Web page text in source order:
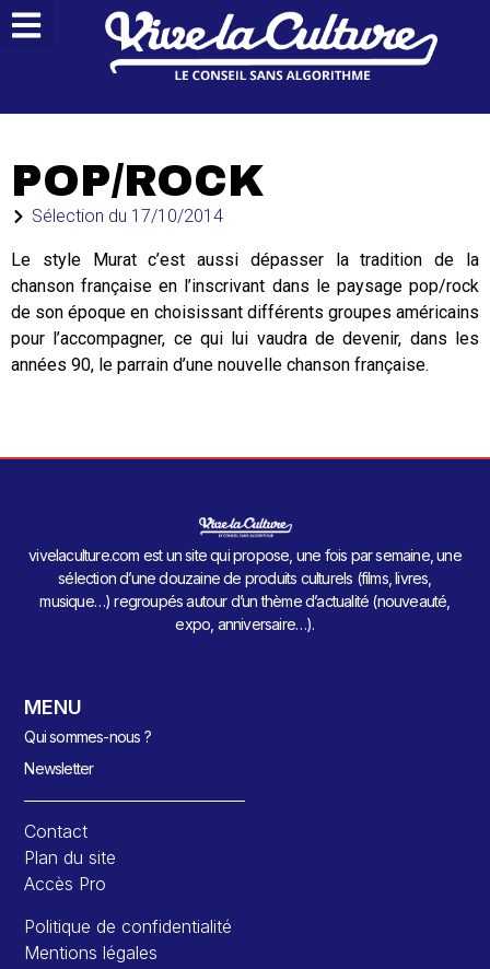
POP/ROCK
Sélection du 17/10/2014
Le style Murat c’est aussi dépasser la tradition de la
chanson française en l’inscrivant dans le paysage pop/rock
de son époque en choisissant différents groupes américains
pour l’accompagner, ce qui lui vaudra de devenir, dans les
années 90, le parrain d’une nouvelle chanson française.
vivelaculture.com est un site qui propose, une fois par semaine, une
sélection d’une douzaine de produits culturels (films, livres,
musique…) regroupés autour d’un thème d’actualité (nouveauté,
expo, anniversaire…).
MENU
Qui sommes-nous ?
Newsletter
Contact
Plan du site
Accès Pro
Politique de confidentialité
Mentions légales